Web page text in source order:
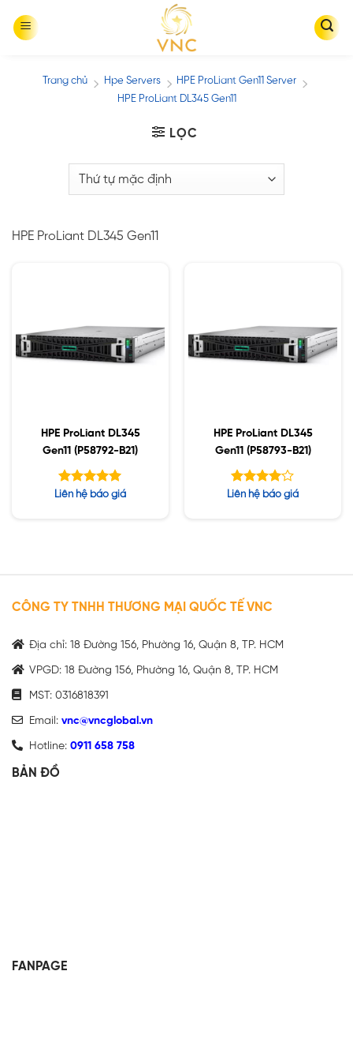
Trang chủ / Hpe Servers / HPE ProLiant Gen11 Server
/
HPE ProLiant DL345 Gen11
LỌC
HPE ProLiant DL345 Gen11
HPE ProLiant DL345
Gen11 (P58792-B21)
Được xếp
Liên hệ báo giá
HPE ProLiant DL345
Gen11 (P58793-B21)
Được
Liên hệ báo giá
CÔNG TY TNHH THƯƠNG MẠI QUỐC TẾ VNC
Địa chỉ: 18 Đường 156, Phường 16, Quận 8, TP. HCM
VPGD: 18 Đường 156, Phường 16, Quận 8, TP. HCM
MST: 0316818391
Email: vnc@vncglobal.vn
Hotline: 0911 658 758
BẢN ĐỒ
FANPAGE